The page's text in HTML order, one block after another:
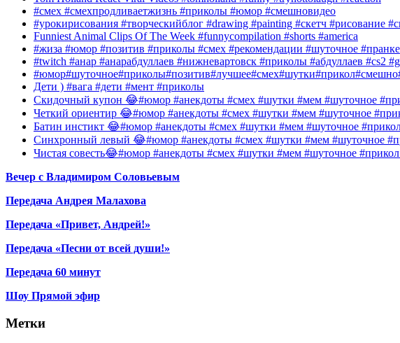
#смех #смехпродливаетжизнь #приколы #юмор #смешновидео
#урокирисования #творческийблог #drawing #painting #скетч #рисование
Funniest Animal Clips Of The Week #funnycompilation #shorts #america
#жиза #юмор #позитив #приколы #смех #рекомендации #шуточное
#twitch #анар #анарабдуллаев #нижневартовск #приколы #абдуллаев #cs2
Дети ) #вага #дети #мент #приколы
Скидочный купон 😂#юмор #анекдоты #смех #шутки #мем #шуточное
Четкий ориентир 😂#юмор #анекдоты #смех #шутки #мем #шуточное
Батин инстикт 😂#юмор #анекдоты #смех #шутки #мем #шуточное
Синхронный левый 😂#юмор #анекдоты #смех #шутки #мем #шуточное
Чистая совесть😂#юмор #анекдоты #смех #шутки #мем #шуточное
Вечер с Владимиром Соловьевым
Передача Андрея Малахова
Передача «Привет, Андрей!»
Передача «Песни от всей души!»
Передача 60 минут
Шоу Прямой эфир
Метки